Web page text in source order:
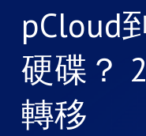
pCloud
硬碟？
轉移